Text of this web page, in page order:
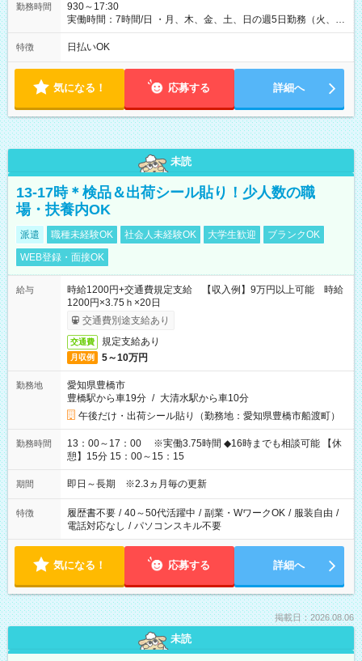
勤務時間
930～17:30
実働時間：7時間/日 ・月、木、金、土、日の週5日勤務（火、水
は固定休です／夏季、年末年始等、長期休暇有り！） ・ワンシ
フト！ 残業ほぼナシ（0～5h/月）
特徴 日払いOK
気になる！ 応募する 詳細へ
未読
13-17時＊検品＆出荷シール貼り！少人数の職
場・扶養内OK
派遣 職種未経験OK 社会人未経験OK 大学生歓迎
ブランクOK
WEB登録・面接OK
給与
時給1200円+交通費規定支給 【収入例】9万円以上可能 時給
1200円×3.75ｈ×20日
交通費別途支給あり
交通費 規定支給あり
月収例 5～10万円
勤務地
愛知県豊橋市
豊橋駅から車19分 / 大清水駅から車10分
午後だけ・出荷シール貼り（勤務地：愛知県豊橋市船渡町）
勤務時間
13：00～17：00 ※実働3.75時間 ◆16時までも相談可能 【休
憩】15分 15：00～15：15
期間 即日～長期 ※2.3ヵ月毎の更新
特徴 履歴書不要 / 40～50代活躍中 / 副業・WワークOK / 服装自由 /
電話対応なし / パソコンスキル不要
気になる！ 応募する 詳細へ
掲載日：2026.08.06
未読